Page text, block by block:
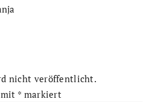
nicht veröffentlicht.
* markiert